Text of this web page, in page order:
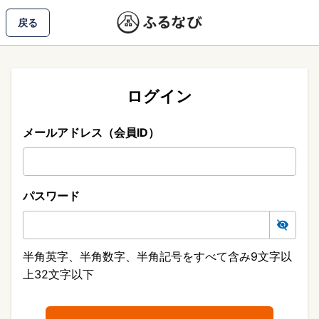
戻る
ログイン
メールアドレス（会員ID）
パスワード
半角英字、半角数字、半角記号をすべて含み9文字以
上32文字以下